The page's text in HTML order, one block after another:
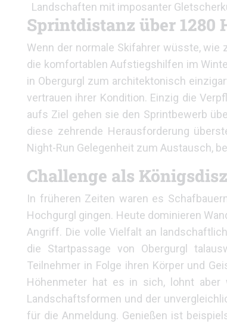
Landschaften mit imposanter
Sprintdistanz über 1280
Wenn der normale Skifahrer wüsste,
die komfortablen Aufstiegshilfen im
in Obergurgl zum architektonisch
vertrauen ihrer Kondition. Einzig die
aufs Ziel gehen sie den Sprintbewerb
diese zehrende Herausforderung
Night-Run Gelegenheit zum Austausch,
Challenge als
In früheren Zeiten waren es
Hochgurgl gingen. Heute dominieren
Angriff. Die volle Vielfalt an
die Startpassage von Obergurgl
Teilnehmer in Folge ihren Körper und
Höhenmeter hat es in sich, lohnt aber
Landschaftsformen und der
für die Anmeldung. Genießen ist